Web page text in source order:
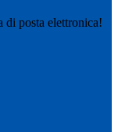
di posta elettronica!